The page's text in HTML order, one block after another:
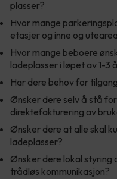
plasser?
Hvor mange
etasjer og inne og
Hvor mange beboere
ladeplasser i løpet av 1-3
Har dere behov for
Ønsker dere selv å stå
direktefakturering av
Ønsker dere at alle skal
ladeplasser?
Ønsker dere lokal styring
trådløs kommunikasjon?